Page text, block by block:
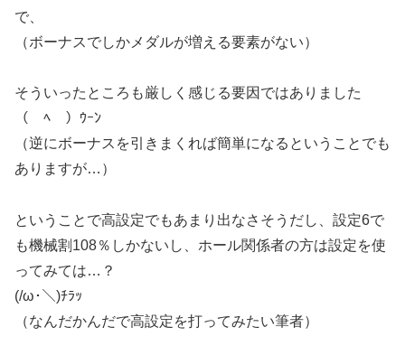
で、
（ボーナスでしかメダルが増える要素がない）
そういったところも厳しく感じる要因ではありました
（￣ﾍ￣）ｳｰﾝ
（逆にボーナスを引きまくれば簡単になるということでも
ありますが…）
ということで高設定でもあまり出なさそうだし、設定6で
も機械割108％しかないし、ホール関係者の方は設定を使
ってみては…？
(/ω･＼)ﾁﾗｯ
（なんだかんだで高設定を打ってみたい筆者）